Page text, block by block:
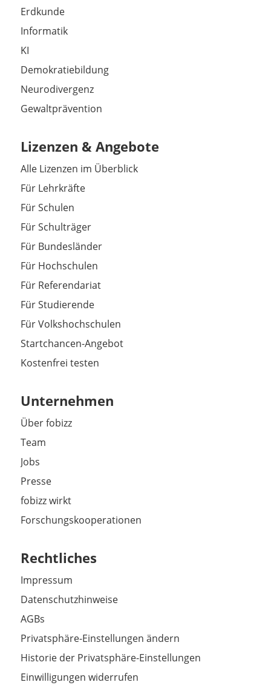
Erdkunde
Informatik
KI
Demokratiebildung
Neurodivergenz
Gewaltprävention
Lizenzen & Angebote
Alle Lizenzen im Überblick
Für Lehrkräfte
Für Schulen
Für Schulträger
Für Bundesländer
Für Hochschulen
Für Referendariat
Für Studierende
Für Volkshochschulen
Startchancen-Angebot
Kostenfrei testen
Unternehmen
Über fobizz
Team
Jobs
Presse
fobizz wirkt
Forschungskooperationen
Rechtliches
Impressum
Datenschutzhinweise
AGBs
Privatsphäre-Einstellungen ändern
Historie der Privatsphäre-Einstellungen
Einwilligungen widerrufen